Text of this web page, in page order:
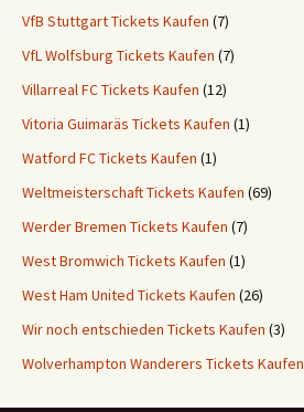
VfB Stuttgart Tickets Kaufen (7)
VfL Wolfsburg Tickets Kaufen (7)
Villarreal FC Tickets Kaufen (12)
Vitoria Guimaräs Tickets Kaufen (1)
Watford FC Tickets Kaufen (1)
Weltmeisterschaft Tickets Kaufen (69)
Werder Bremen Tickets Kaufen (7)
West Bromwich Tickets Kaufen (1)
West Ham United Tickets Kaufen (26)
Wir noch entschieden Tickets Kaufen (3)
Wolverhampton Wanderers Tickets Kaufen